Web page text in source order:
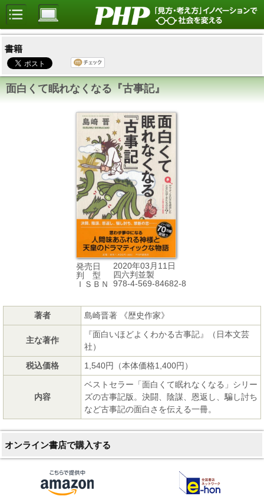
書籍
面白くて眠れなくなる『古事記』
発売日
2020年03月11日
判 型
四六判並製
ＩＳＢＮ
978-4-569-84682-8
著者 島崎晋著 《歴史作家》
主な著作
『面白いほどよくわかる古事記』（日本文芸
社）
税込価格
1,540円（本体価格1,400円）
内容
ベストセラー「面白くて眠れなくなる」シリー
ズの古事記版。決闘、陰謀、恩返し、騙し討ち
など古事記の面白さを伝える一冊。
オンライン書店で購入する